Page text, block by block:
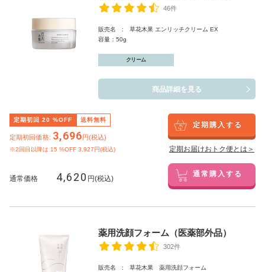
46件
販売名 : 草花木果 エンリッチクリーム EX
容量：50g
クリーム
商品詳細を見る
定期初回 20 %OFF 送料無料
定期初回価格: 3,696円(税込)
※2回目以降は 15 %OFF 3,927円(税込)
定期購入する
定期お届けおトク便とは＞
通常価格 4,620 円(税込) 通常購入する
薬用洗顔フォーム（医薬部外品）
302件
販売名 : 草花木果 薬用洗顔フォーム